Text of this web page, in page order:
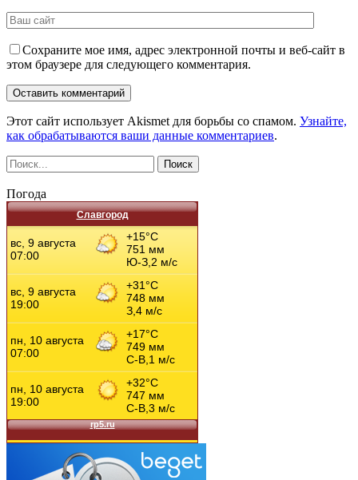
Сохраните мое имя, адрес электронной почты и веб-сайт в
этом браузере для следующего комментария.
Этот сайт использует Akismet для борьбы со спамом. Узнайте,
как обрабатываются ваши данные комментариев.
Погода
Славгород